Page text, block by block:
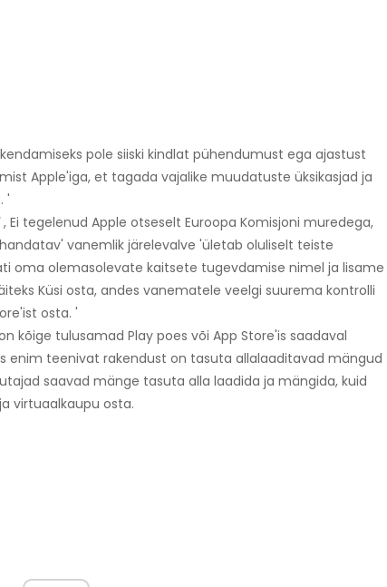
pole siiski kindlat pühendumust ega ajastust
Apple'iga, et tagada vajalike muudatuste üksikasjad ja
'
, Ei tegelenud Apple otseselt Euroopa Komisjoni muredega,
vanemlik järelevalve 'ületab oluliselt teiste
oma olemasolevate kaitsete tugevdamise nimel ja lisame
Küsi osta, andes vanematele veelgi suurema kontrolli
osta. '
kõige tulusamad Play poes või App Store'is saadaval
enim teenivat rakendust on tasuta allalaaditavad mängud
saavad mänge tasuta alla laadida ja mängida, kuid
virtuaalkaupu osta.